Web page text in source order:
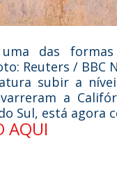
das
Reuters / BBC
subir a
a
Sul, está agora
AQUI